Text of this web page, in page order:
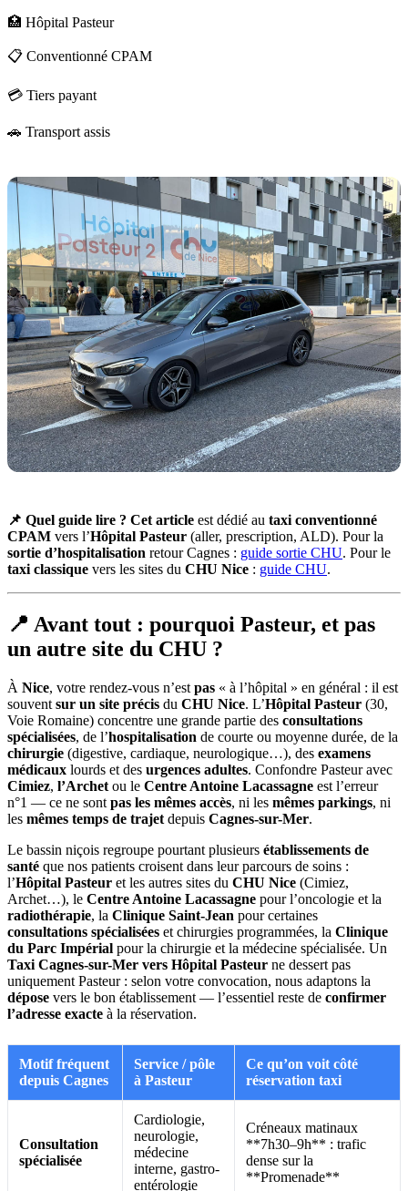
🏥 Hôpital Pasteur
📋 Conventionné CPAM
💳 Tiers payant
🚗 Transport assis
📌 Quel guide lire ? Cet article est dédié au taxi conventionné
CPAM vers l’Hôpital Pasteur (aller, prescription, ALD). Pour la
sortie d’hospitalisation retour Cagnes : guide sortie CHU. Pour le
taxi classique vers les sites du CHU Nice : guide CHU.
📍 Avant tout : pourquoi Pasteur, et pas
un autre site du CHU ?
À Nice, votre rendez-vous n’est pas « à l’hôpital » en général : il est
souvent sur un site précis du CHU Nice. L’Hôpital Pasteur (30,
Voie Romaine) concentre une grande partie des consultations
spécialisées, de l’hospitalisation de courte ou moyenne durée, de la
chirurgie (digestive, cardiaque, neurologique…), des examens
médicaux lourds et des urgences adultes. Confondre Pasteur avec
Cimiez, l’Archet ou le Centre Antoine Lacassagne est l’erreur
n°1 — ce ne sont pas les mêmes accès, ni les mêmes parkings, ni
les mêmes temps de trajet depuis Cagnes-sur-Mer.
Le bassin niçois regroupe pourtant plusieurs établissements de
santé que nos patients croisent dans leur parcours de soins :
l’Hôpital Pasteur et les autres sites du CHU Nice (Cimiez,
Archet…), le Centre Antoine Lacassagne pour l’oncologie et la
radiothérapie, la Clinique Saint-Jean pour certaines
consultations spécialisées et chirurgies programmées, la Clinique
du Parc Impérial pour la chirurgie et la médecine spécialisée. Un
Taxi Cagnes-sur-Mer vers Hôpital Pasteur ne dessert pas
uniquement Pasteur : selon votre convocation, nous adaptons la
dépose vers le bon établissement — l’essentiel reste de confirmer
l’adresse exacte à la réservation.
Motif fréquent
depuis Cagnes
Service / pôle
à Pasteur
Ce qu’on voit côté
réservation taxi
Consultation
spécialisée
Cardiologie,
neurologie,
médecine
interne, gastro-
entérologie
Créneaux matinaux
**7h30–9h** : trafic
dense sur la
**Promenade**